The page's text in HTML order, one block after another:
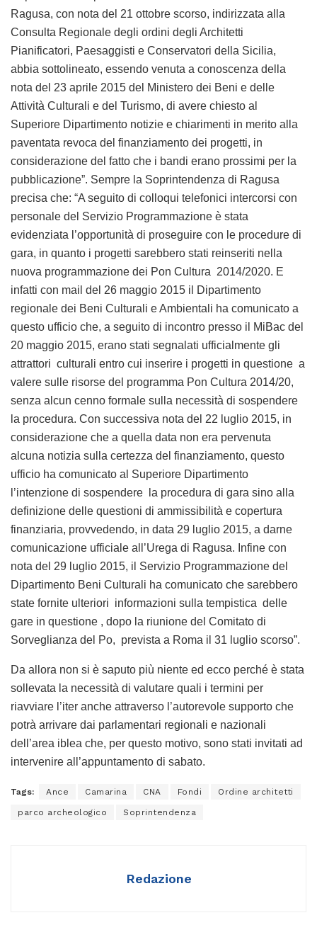
Ragusa, con nota del 21 ottobre scorso, indirizzata alla
Consulta Regionale degli ordini degli Architetti
Pianificatori, Paesaggisti e Conservatori della Sicilia,
abbia sottolineato, essendo venuta a conoscenza della
nota del 23 aprile 2015 del Ministero dei Beni e delle
Attività Culturali e del Turismo, di avere chiesto al
Superiore Dipartimento notizie e chiarimenti in merito alla
paventata revoca del finanziamento dei progetti, in
considerazione del fatto che i bandi erano prossimi per la
pubblicazione”. Sempre la Soprintendenza di Ragusa
precisa che: “A seguito di colloqui telefonici intercorsi con
personale del Servizio Programmazione è stata
evidenziata l’opportunità di proseguire con le procedure di
gara, in quanto i progetti sarebbero stati reinseriti nella
nuova programmazione dei Pon Cultura 2014/2020. E
infatti con mail del 26 maggio 2015 il Dipartimento
regionale dei Beni Culturali e Ambientali ha comunicato a
questo ufficio che, a seguito di incontro presso il MiBac del
20 maggio 2015, erano stati segnalati ufficialmente gli
attrattori culturali entro cui inserire i progetti in questione a
valere sulle risorse del programma Pon Cultura 2014/20,
senza alcun cenno formale sulla necessità di sospendere
la procedura. Con successiva nota del 22 luglio 2015, in
considerazione che a quella data non era pervenuta
alcuna notizia sulla certezza del finanziamento, questo
ufficio ha comunicato al Superiore Dipartimento
l’intenzione di sospendere la procedura di gara sino alla
definizione delle questioni di ammissibilità e copertura
finanziaria, provvedendo, in data 29 luglio 2015, a darne
comunicazione ufficiale all’Urega di Ragusa. Infine con
nota del 29 luglio 2015, il Servizio Programmazione del
Dipartimento Beni Culturali ha comunicato che sarebbero
state fornite ulteriori informazioni sulla tempistica delle
gare in questione , dopo la riunione del Comitato di
Sorveglianza del Po, prevista a Roma il 31 luglio scorso”.
Da allora non si è saputo più niente ed ecco perché è stata
sollevata la necessità di valutare quali i termini per
riavviare l’iter anche attraverso l’autorevole supporto che
potrà arrivare dai parlamentari regionali e nazionali
dell’area iblea che, per questo motivo, sono stati invitati ad
intervenire all’appuntamento di sabato.
Tags: Ance Camarina CNA Fondi Ordine architetti
parco archeologico Soprintendenza
Redazione